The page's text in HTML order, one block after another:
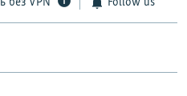
без VPN Follow us